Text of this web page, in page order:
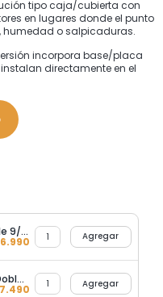
tipo caja/cubierta con
en lugares donde el punto
humedad o salpicaduras.
incorpora base/placa
directamente en el
Hidrobox Interruptor Simple 9/12
6.990 Agregar
Hidrobox Tomacorriente Doble 10/16 a
7.490 Agregar